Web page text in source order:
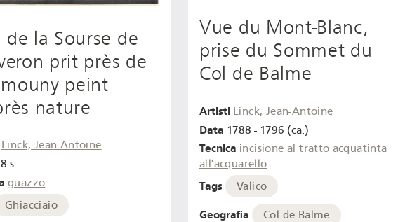
de la Sourse de
prit près de
peint
nature
Linck, Jean-Antoine
s.
guazzo
Ghiacciaio
Vue du Mont-Blanc,
prise du Sommet du
Col de Balme
Artisti Linck, Jean-Antoine
Data 1788 - 1796 (ca.)
Tecnica incisione al tratto acquatinta
all'acquarello
Tags Valico
Geografia
Col de Balme